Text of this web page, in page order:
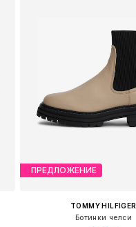
ПРЕДЛОЖЕНИЕ
TOMMY HILFIGER
Ботинки челси